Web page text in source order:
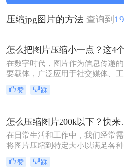
压缩jpg图片的方法 查询到
在数字时代，图片作为信息传递
要载体，广泛应用于社交媒体、工
文档、在线购物等多个领域。然而
高清图片往往伴随着庞大的文件体
率。无论是制作PPT、上传电商商
图，还是发送邮件附件，压缩图
成为一项必备技能。那么怎么把图
压缩小一点呢？本文从压缩效果、
作难度、处理速度、隐私安全四个
赞 踩
怎么压缩
在日常生活和工作中，我们经常
将图片压缩到特定大小以满足各种
求，比如上传至社交媒体、发送电
邮件或存储到移动设备中。那么怎
赞 踩